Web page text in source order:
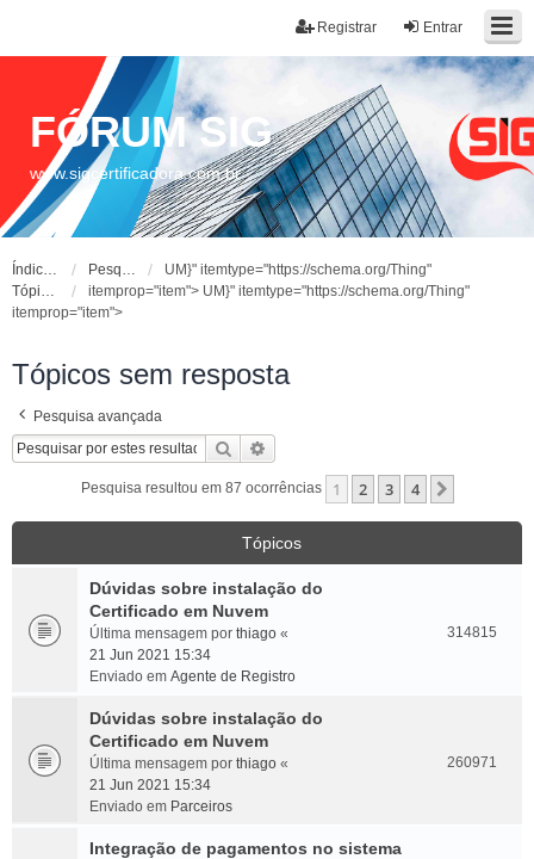
Entrar
Registrar
FÓRUM SIG
www.sigcertificadora.com.br
Índice do fórum Pesquisar
UM}" itemtype="https://schema.org/Thing"
itemprop="item">
Tópicos sem resposta
UM}" itemtype="https://schema.org/Thing"
itemprop="item">
Tópicos sem resposta
Pesquisa avançada
Pesquisar
Pesquisa resultou em 87 ocorrências 1 2 3 4
Tópicos
Dúvidas sobre instalação do
Certificado em Nuvem
Última mensagem por thiago «
21 Jun 2021 15:34
Enviado em Agente de Registro
314815
Dúvidas sobre instalação do
Certificado em Nuvem
Última mensagem por thiago «
21 Jun 2021 15:34
Enviado em Parceiros
260971
Integração de pagamentos no sistema